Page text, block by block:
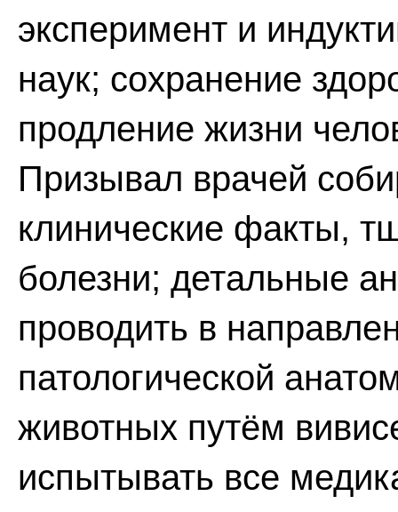
эксперимент и
наук; сохранение
продление жизни
Призывал врачей
клинические факты,
болезни; детальные
проводить в
патологической
животных путём
испытывать все